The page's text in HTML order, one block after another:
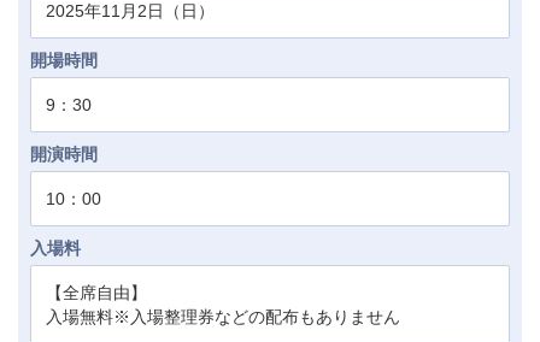
2025年11月2日（日）
開場時間
9：30
開演時間
10：00
入場料
【全席自由】
入場無料※入場整理券などの配布もありません